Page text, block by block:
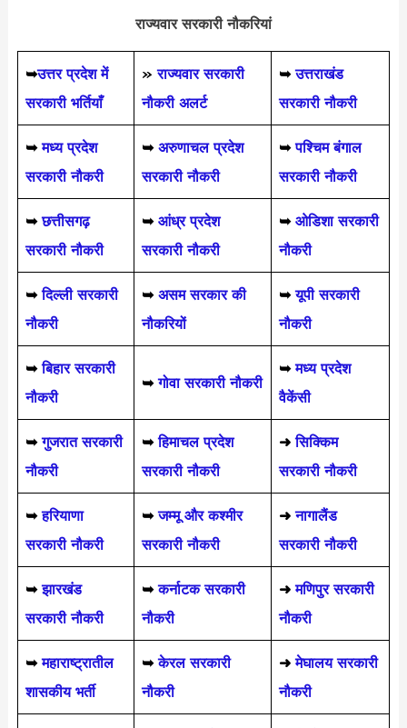
राज्यवार सरकारी नौकरियां
➥उत्तर प्रदेश में
सरकारी भर्तियाँ
»राज्यवार सरकारी
नौकरी अलर्ट
➥ उत्तराखंड
सरकारी नौकरी
➥ मध्य प्रदेश
सरकारी नौकरी
➥ अरुणाचल प्रदेश
सरकारी नौकरी
➥ पश्चिम बंगाल
सरकारी नौकरी
➥ छत्तीसगढ़
सरकारी नौकरी
➥ आंध्र प्रदेश
सरकारी नौकरी
➥ ओडिशा सरकारी
नौकरी
➥ दिल्ली सरकारी
नौकरी
➥ असम सरकार की
नौकरियों
➥ यूपी सरकारी
नौकरी
➥बिहार सरकारी
नौकरी
➥गोवा सरकारी नौकरी
➥ मध्य प्रदेश
वैकेंसी
➥ गुजरात सरकारी
नौकरी
➥हिमाचल प्रदेश
सरकारी नौकरी
➜ सिक्किम
सरकारी नौकरी
➥हरियाणा
सरकारी नौकरी
➥जम्मू और कश्मीर
सरकारी नौकरी
➜ नागालैंड
सरकारी नौकरी
➥ झारखंड
सरकारी नौकरी
➥ कर्नाटक सरकारी
नौकरी
➜ मणिपुर सरकारी
नौकरी
➥ महाराष्ट्रातील
शासकीय भर्ती
➥ केरल सरकारी
नौकरी
➜ मेघालय सरकारी
नौकरी